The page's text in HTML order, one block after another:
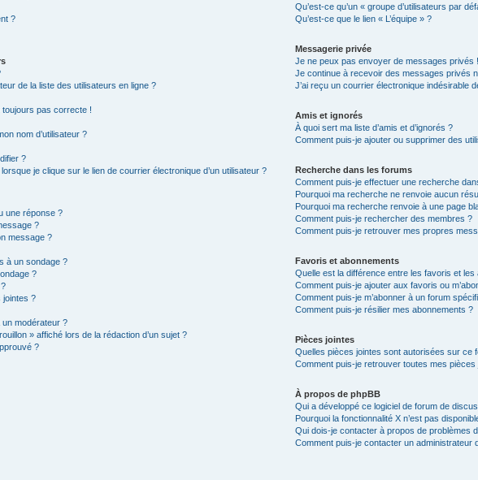
?
de la liste des utilisateurs en ligne ?
toujours pas correcte !
nom d’utilisateur ?
?
je clique sur le lien de courrier électronique d’un utilisateur ?
une réponse ?
?
message ?
à un sondage ?
?
jointes ?
modérateur ?
» affiché lors de la rédaction d’un sujet ?
?
Qu’est-ce qu’un « groupe d’utilisateurs par
Qu’est-ce que le lien « L’équipe » ?
Messagerie privée
Je ne peux pas envoyer de messages privés !
Je continue à recevoir des messages privés
J’ai reçu un courrier électronique indésirable
Amis et ignorés
À quoi sert ma liste d’amis et d’ignorés ?
Comment puis-je ajouter ou supprimer des
Recherche dans les forums
Comment puis-je effectuer une recherche
Pourquoi ma recherche ne renvoie aucun
Pourquoi ma recherche renvoie à une page
Comment puis-je rechercher des membres ?
Comment puis-je retrouver mes propres
Favoris et abonnements
Quelle est la différence entre les favoris et les
Comment puis-je ajouter aux favoris ou
Comment puis-je m’abonner à un forum
Comment puis-je résilier mes abonnements ?
Pièces jointes
Quelles pièces jointes sont autorisées sur ce
Comment puis-je retrouver toutes mes pièces
À propos de phpBB
Qui a développé ce logiciel de forum de
Pourquoi la fonctionnalité X n’est pas
Qui dois-je contacter à propos de problèmes
Comment puis-je contacter un administrateur